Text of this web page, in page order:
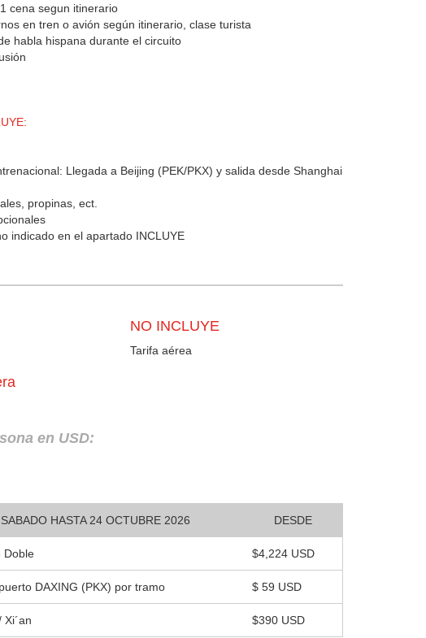
cena segun itinerario
en tren o avión según itinerario, clase turista
habla hispana durante el circuito
Llegada a Beijing (PEK/PKX) y salida desde Shanghai
propinas, ect.
indicado en el apartado INCLUYE
NO INCLUYE
Tarifa aérea
en USD:
HASTA 24 OCTUBRE 2026 DESDE
Doble $4,224 USD
DAXING (PKX) por tramo $ 59 USD
$390 USD